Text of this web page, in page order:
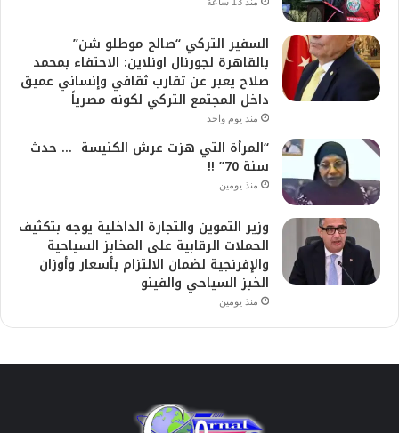
السفير التركي “صالح موطلو شن”
بالقاهرة لجورنال اونلاين: الاحتفاء بمحمد
صلاح يعبر عن تقارب ثقافي وإنساني عميق
داخل المجتمع التركي لكونه مصرياً
منذ يوم واحد
“المرأة التي هزت عرش الكنيسة … حدث
سنة 70” !!
منذ يومين
وزير التموين والتجارة الداخلية يوجه بتكثيف
الحملات الرقابية على المخابز السياحية
والإفرنجية لضمان الالتزام بأسعار وأوزان
الخبز السياحي والفينو
منذ يومين